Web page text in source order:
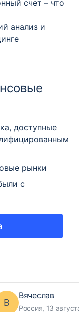
счет – что
анализ и
доступные
рынки
с
В
Вячеслав
Россия, 13